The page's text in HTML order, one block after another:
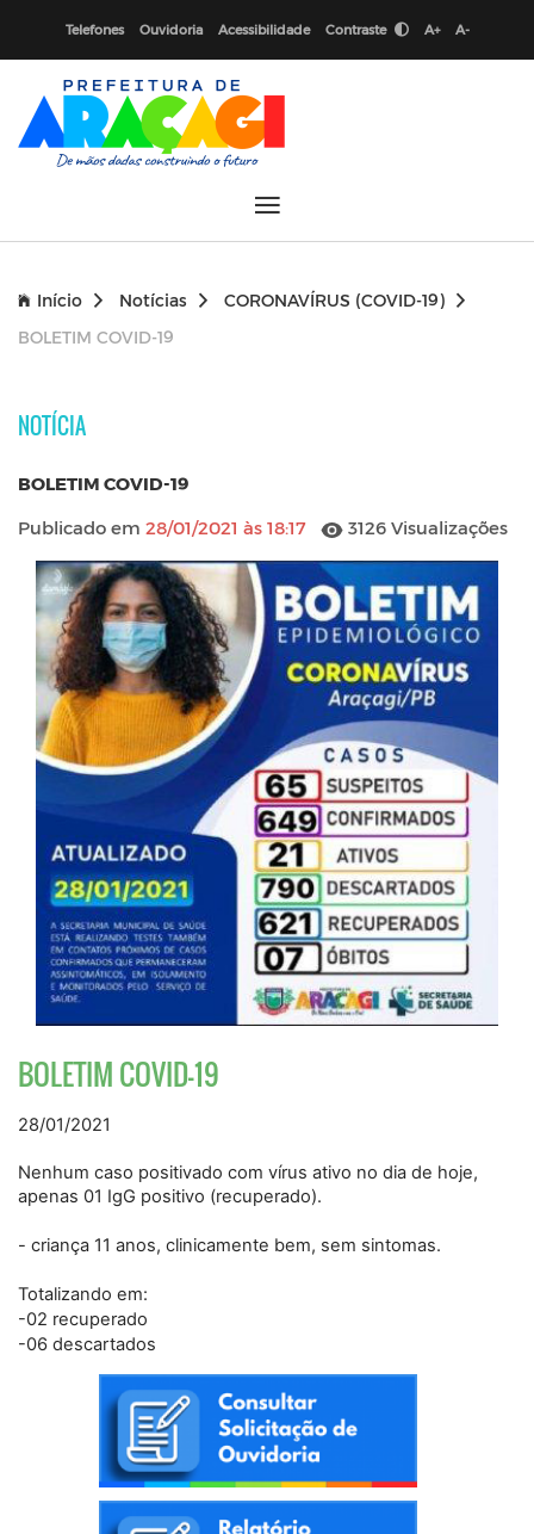
Telefones Ouvidoria Acessibilidade Contraste A+ A-
Início Notícias
CORONAVÍRUS (COVID-19)
BOLETIM COVID-19
NOTÍCIA
BOLETIM COVID-19
Publicado em 28/01/2021 às 18:17 3126 Visualizações
BOLETIM COVID-19
28/01/2021
Nenhum caso positivado com vírus ativo no dia de hoje,
apenas 01 IgG positivo (recuperado).
- criança 11 anos, clinicamente bem, sem sintomas.
Totalizando em:
-02 recuperado
-06 descartados